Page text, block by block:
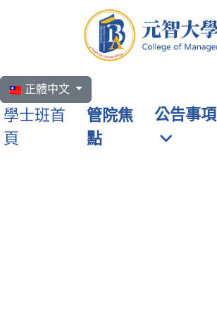
選擇你的語言
正體中文
學士班首
頁
管院焦
點
公告事項